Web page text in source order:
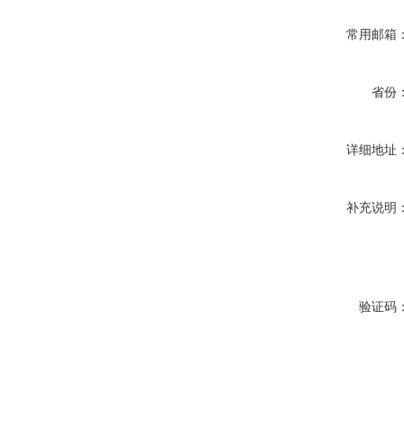
常用邮箱
省份
详细地址
补充说明
验证码